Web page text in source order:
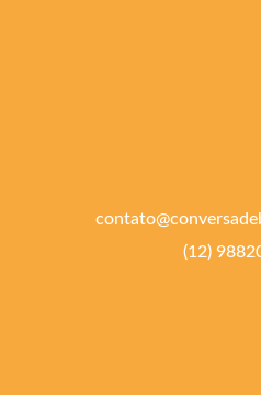
(12)